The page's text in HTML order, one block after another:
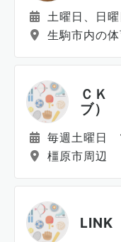
土曜日、日
生駒市内の
ＣＫ
ブ）
毎週土曜日
橿原市周辺
LINK